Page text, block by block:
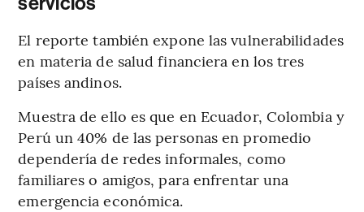
El reporte también expone las vulnerabilidades
en materia de salud financiera en los tres
países andinos.
Muestra de ello es que en Ecuador, Colombia y
Perú un 40% de las personas en promedio
dependería de redes informales, como
familiares o amigos, para enfrentar una
emergencia económica.